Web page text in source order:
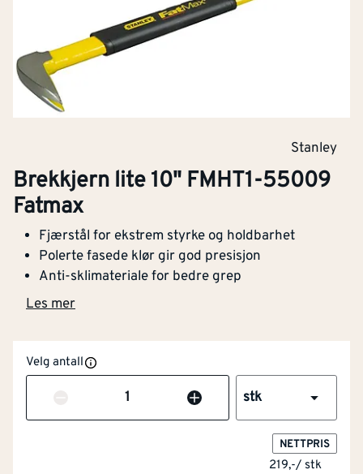
Stanley
Brekkjern lite 10" FMHT1-55009
Fatmax
Fjærstål for ekstrem styrke og holdbarhet
Polerte fasede klør gir god presisjon
Anti-sklimateriale for bedre grep
Les mer
Velg antall
Antall stk
NETTPRIS
219,-/ stk